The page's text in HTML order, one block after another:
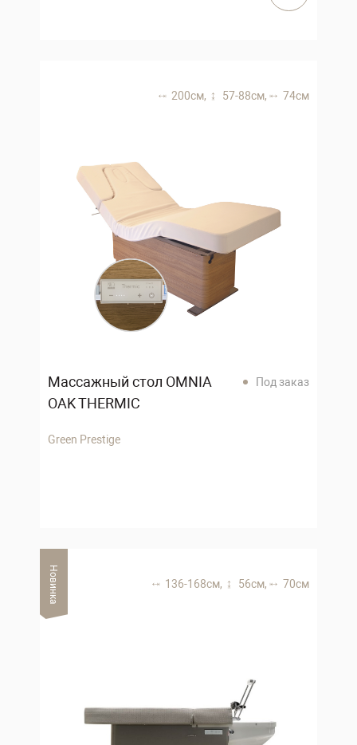
200 см, 57-88 см, 74 см
Массажный стол OMNIA
OAK THERMIC
Под заказ
Green Prestige
Новинка 136-168 см, 56 см, 70 см